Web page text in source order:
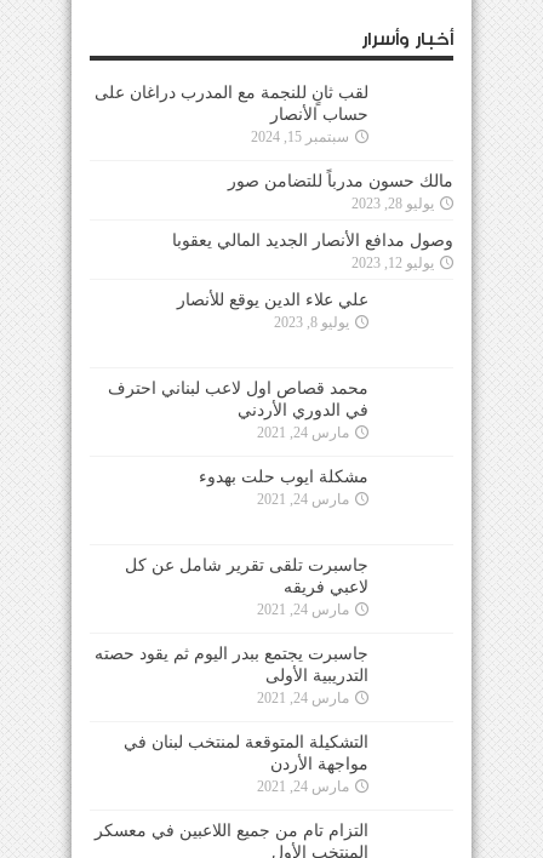
أخبار وأسرار
لقب ثانٍ للنجمة مع المدرب دراغان على
حساب الأنصار
سبتمبر 15, 2024
مالك حسون مدرباً للتضامن صور
يوليو 28, 2023
وصول مدافع الأنصار الجديد المالي يعقوبا
يوليو 12, 2023
علي علاء الدين يوقع للأنصار
يوليو 8, 2023
محمد قصاص اول لاعب لبناني احترف
في الدوري الأردني
مارس 24, 2021
مشكلة ايوب حلت بهدوء
مارس 24, 2021
جاسبرت تلقى تقرير شامل عن كل
لاعبي فريقه
مارس 24, 2021
جاسبرت يجتمع ببدر اليوم ثم يقود حصته
التدريبية الأولى
مارس 24, 2021
التشكيلة المتوقعة لمنتخب لبنان في
مواجهة الأردن
مارس 24, 2021
التزام تام من جميع اللاعبين في معسكر
المنتخب الأول